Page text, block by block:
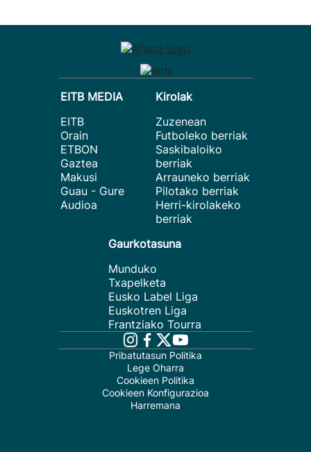
EITB MEDIA
EITB
Orain
ETBON
Gaztea
Makusi
Guau - Gure
Audioa
Kirolak
Zuzenean
Futboleko berriak
Saskibaloiko
berriak
Arrauneko berriak
Pilotako berriak
Herri-kirolakeko
berriak
Gaurkotasuna
Munduko
Txapelketa
Eusko Label Liga
Euskotren Liga
Frantziako Tourra
Pribatutasun Politika
Lege Oharra
Cookieen Politika
Cookieen Konfigurazioa
Harremana